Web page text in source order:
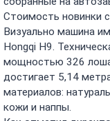
Стоимость новинки
Визуально машина
Hongqi H9.
мощностью 326
достигает 5,14
материалов:
кожи и наппы.